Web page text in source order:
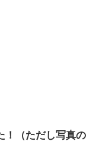
！（ただし写真の